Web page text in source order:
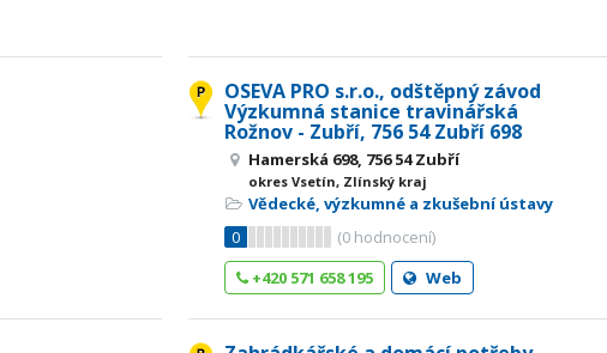
OSEVA PRO s.r.o., odštěpný závod
Výzkumná stanice travinářská
Rožnov - Zubří, 756 54 Zubří 698
Hamerská 698, 756 54 Zubří
okres Vsetín, Zlínský kraj
Vědecké, výzkumné a zkušební ústavy
0
(0 hodnocení)
+420 571 658 195
Web